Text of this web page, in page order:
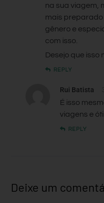
na sua viagem,
mais
gênero e
com isso.
Desejo que isso
REPLY
Rui Batista
É isso
viagens e
REPLY
Deixe um